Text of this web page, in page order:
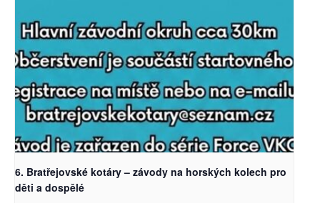
6. Bratřejovské kotáry – závody na horských kolech pro
děti a dospělé